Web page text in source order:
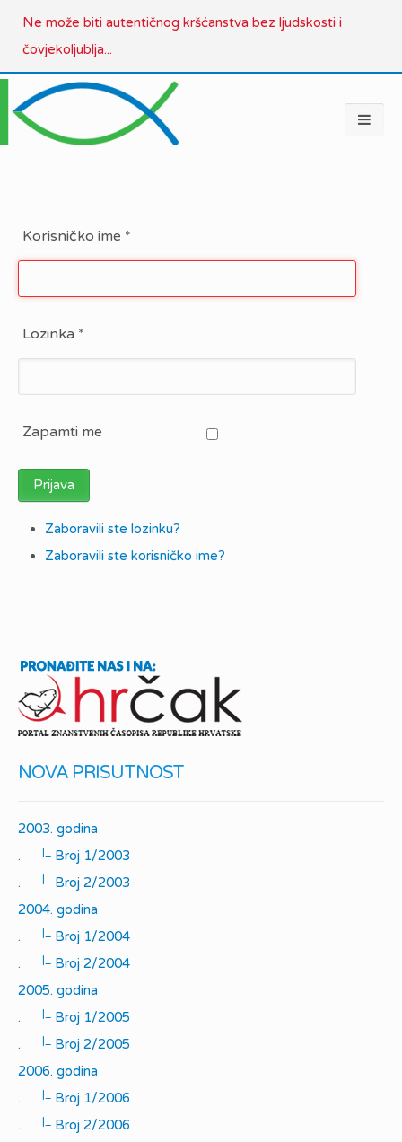
Ne može biti autentičnog kršćanstva bez ljudskosti i
čovjekoljublja...
Korisničko ime *
Lozinka *
Zapamti me
Prijava
Zaboravili ste lozinku?
Zaboravili ste korisničko ime?
NOVA PRISUTNOST
2003. godina
.
|_
Broj 1/2003
.
|_
Broj 2/2003
2004. godina
.
|_
Broj 1/2004
.
|_
Broj 2/2004
2005. godina
.
|_
Broj 1/2005
.
|_
Broj 2/2005
2006. godina
.
|_
Broj 1/2006
.
|_
Broj 2/2006